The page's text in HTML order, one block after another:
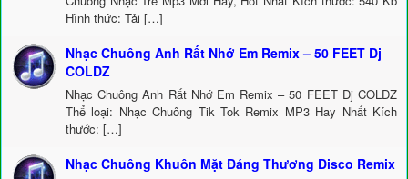
Hình thức: Tải […]
Nhạc Chuông Anh Rất Nhớ Em Remix – 50 FEET Dj
COLDZ
Nhạc Chuông Anh Rất Nhớ Em Remix – 50 FEET Dj COLDZ
Thể loại: Nhạc Chuông Tik Tok Remix MP3 Hay Nhất Kích
thước: […]
Nhạc Chuông Khuôn Mặt Đáng Thương Disco Remix